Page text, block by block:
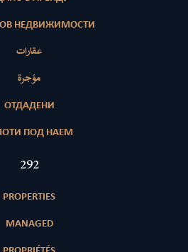
НЕДВИЖИМОСТИ
عقارات
مؤجرة
ОТДАДЕНИ
ПОД НАЕМ
415
PROPERTIES
MANAGED